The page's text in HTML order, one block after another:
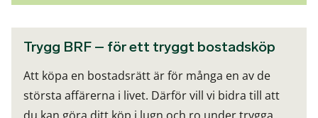
Trygg BRF – för ett tryggt bostadsköp
Att köpa en bostadsrätt är för många en av de
största affärerna i livet. Därför vill vi bidra till att